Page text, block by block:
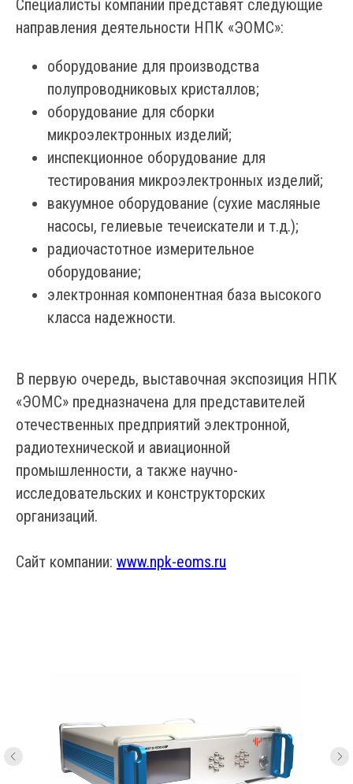
Специалисты компании представят следующие
направления деятельности НПК «ЭОМС»:
оборудование для производства
полупроводниковых кристаллов;
оборудование для сборки
микроэлектронных изделий;
инспекционное оборудование для
тестирования микроэлектронных изделий;
вакуумное оборудование (сухие масляные
насосы, гелиевые течеискатели и т.д.);
радиочастотное измерительное
оборудование;
электронная компонентная база высокого
класса надежности.
В первую очередь, выставочная экспозиция НПК
«ЭОМС» предназначена для представителей
отечественных предприятий электронной,
радиотехнической и авиационной
промышленности, а также научно-
исследовательских и конструкторских
организаций.
Сайт компании: www.npk-eoms.ru